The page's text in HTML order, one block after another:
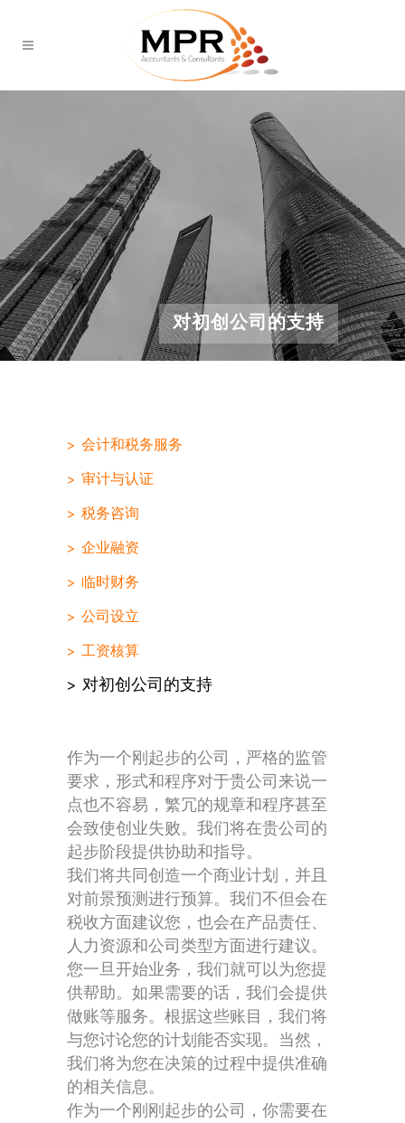
对初创公司的支持
会计和税务服务
审计与认证
税务咨询
企业融资
临时财务
公司设立
工资核算
对初创公司的支持
作为一个刚起步的公司，严格的监管
要求，形式和程序对于贵公司来说一
点也不容易，繁冗的规章和程序甚至
会致使创业失败。我们将在贵公司的
起步阶段提供协助和指导。
我们将共同创造一个商业计划，并且
对前景预测进行预算。我们不但会在
税收方面建议您，也会在产品责任、
人力资源和公司类型方面进行建议。
您一旦开始业务，我们就可以为您提
供帮助。如果需要的话，我们会提供
做账等服务。根据这些账目，我们将
与您讨论您的计划能否实现。当然，
我们将为您在决策的过程中提供准确
的相关信息。
作为一个刚刚起步的公司，你需要在